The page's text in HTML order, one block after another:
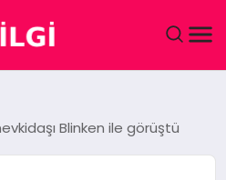
Blinken ile görüştü